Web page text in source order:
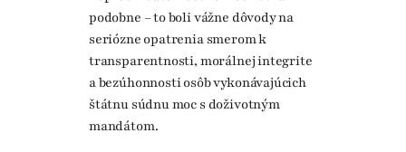
podobne – to boli vážne dôvody na
seriózne opatrenia smerom k
transparentnosti, morálnej integrite
a bezúhonnosti osôb vykonávajúcich
štátnu súdnu moc s doživotným
mandátom.